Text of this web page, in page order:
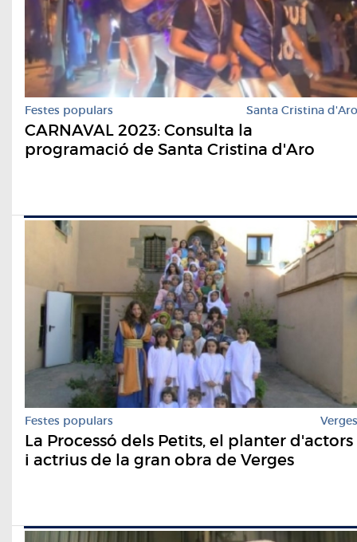
Festes populars Santa Cristina d'Aro
CARNAVAL 2023: Consulta la
programació de Santa Cristina d'Aro
Festes populars Verges
La Processó dels Petits, el planter d'actors
i actrius de la gran obra de Verges